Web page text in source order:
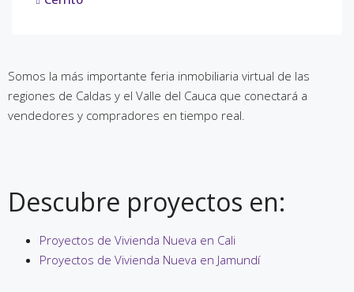
Somos la más importante feria inmobiliaria virtual de las
regiones de Caldas y el Valle del Cauca que conectará a
vendedores y compradores en tiempo real.
Descubre proyectos en:
Proyectos de Vivienda Nueva en Cali
Proyectos de Vivienda Nueva en Jamundí